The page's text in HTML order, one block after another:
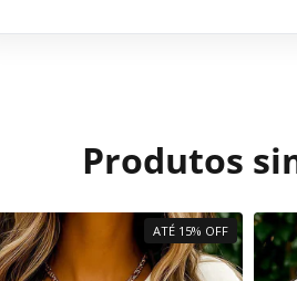
Produtos
ATÉ 15% OFF